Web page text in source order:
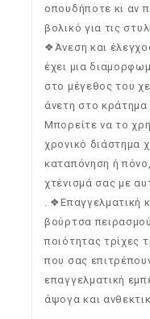
οπουδήποτε κι αν
βολικό για τις
❖Άνεση και
έχει μια
στο μέγεθος του
άνετη στο κράτημα
Μπορείτε να το
χρονικό διάστημα
καταπόνηση ή
χτένισμά σας με
. ❖Επαγγελματική
βούρτσα
ποιότητας τρίχες
που σας
επαγγελματική
άψογα και